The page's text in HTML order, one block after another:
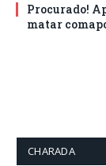
Procurado!
matar
CHARADA